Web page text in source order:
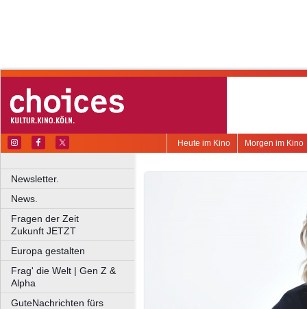
Morgen im Kino
Heute im Kino
Newsletter.
News.
Fragen der Zeit
Zukunft JETZT
Europa gestalten
Frag' die Welt | Gen Z &
Alpha
GuteNachrichten fürs